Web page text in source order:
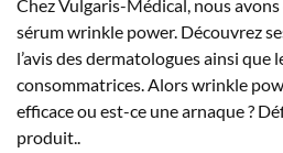
Chez Vulgaris-Médical, nous
sérum wrinkle power. Découvrez
l’avis des dermatologues ainsi que
consommatrices. Alors wrinkle
efficace ou est-ce une arnaque ?
produit..